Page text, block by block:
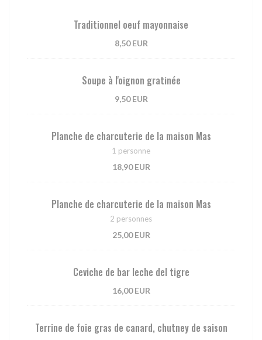
Traditionnel oeuf mayonnaise
8,50 EUR
Soupe à l'oignon gratinée
9,50 EUR
Planche de charcuterie de la maison Mas
1 personne
18,90 EUR
Planche de charcuterie de la maison Mas
2 personnes
25,00 EUR
Ceviche de bar leche del tigre
16,00 EUR
Terrine de foie gras de canard, chutney de saison